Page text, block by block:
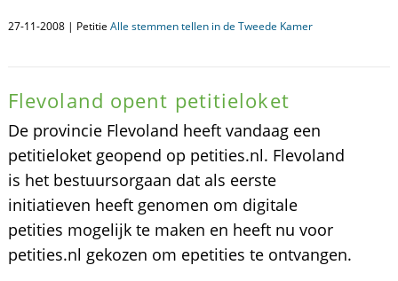
27-11-2008 | Petitie Alle stemmen tellen in de Tweede Kamer
Flevoland opent petitieloket
De provincie Flevoland heeft vandaag een
petitieloket geopend op petities.nl. Flevoland
is het bestuursorgaan dat als eerste
initiatieven heeft genomen om digitale
petities mogelijk te maken en heeft nu voor
petities.nl gekozen om epetities te ontvangen.